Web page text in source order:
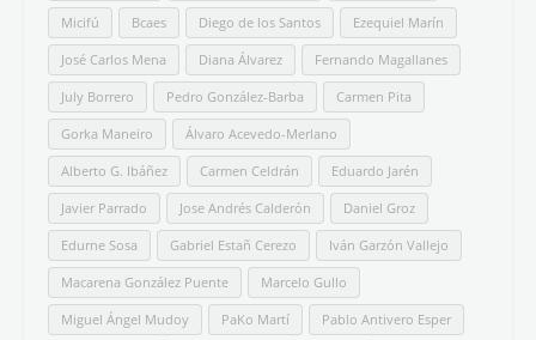
Micifú Bcaes Diego de los Santos Ezequiel Marín
José Carlos Mena Diana Álvarez Fernando Magallanes
July Borrero Pedro González-Barba Carmen Pita
Gorka Maneiro Álvaro Acevedo-Merlano
Alberto G. Ibáñez Carmen Celdrán Eduardo Jarén
Javier Parrado Jose Andrés Calderón Daniel Groz
Edurne Sosa Gabriel Estañ Cerezo Iván Garzón Vallejo
Macarena González Puente Marcelo Gullo
Miguel Ángel Mudoy PaKo Martí Pablo Antivero Esper